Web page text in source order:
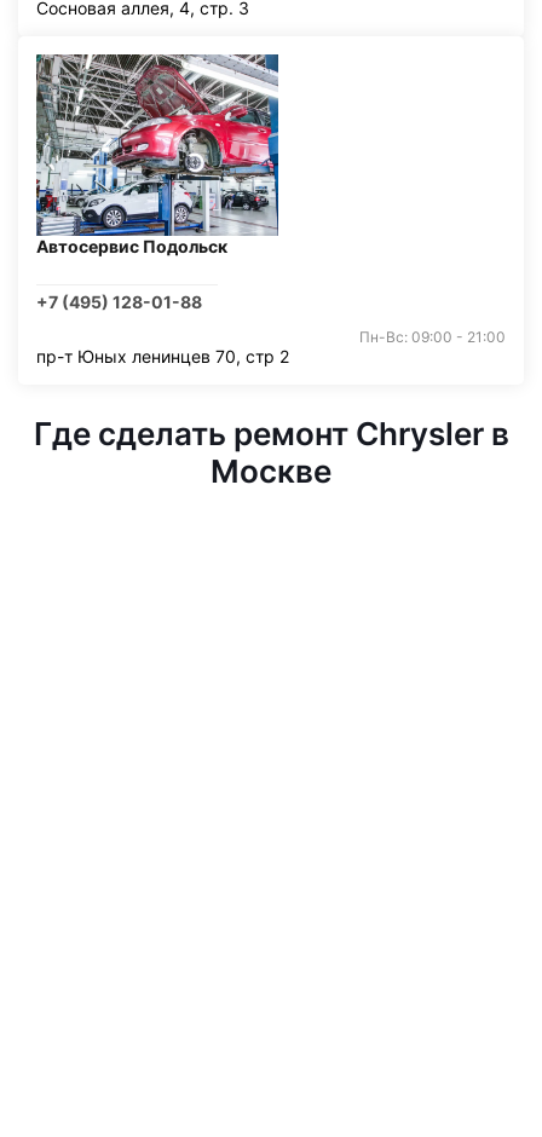
Сосновая аллея, 4, стр. 3
Автосервис Подольск
+7 (495) 128-01-88
Пн-Вс: 09:00 - 21:00
пр-т Юных ленинцев 70, стр 2
Где сделать ремонт Chrysler в
Москве